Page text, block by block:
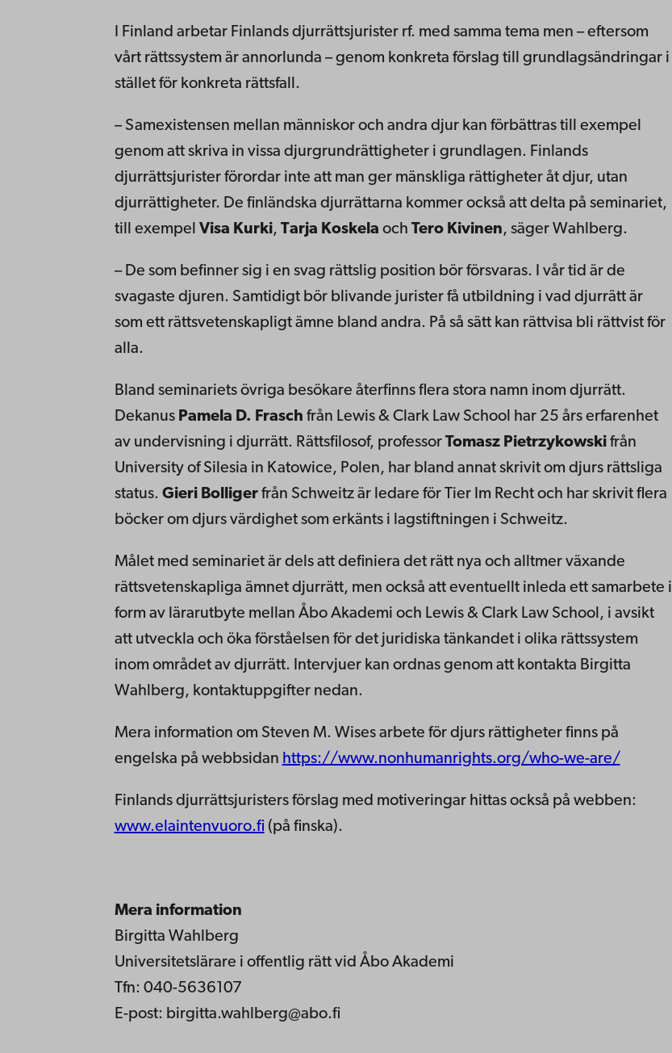
I Finland arbetar Finlands djurrättsjurister rf. med samma tema men – eftersom
vårt rättssystem är annorlunda – genom konkreta förslag till grundlagsändringar i
stället för konkreta rättsfall.
– Samexistensen mellan människor och andra djur kan förbättras till exempel
genom att skriva in vissa djurgrundrättigheter i grundlagen. Finlands
djurrättsjurister förordar inte att man ger mänskliga rättigheter åt djur, utan
djurrättigheter. De finländska djurrättarna kommer också att delta på seminariet,
till exempel Visa Kurki, Tarja Koskela och Tero Kivinen, säger Wahlberg.
– De som befinner sig i en svag rättslig position bör försvaras. I vår tid är de
svagaste djuren. Samtidigt bör blivande jurister få utbildning i vad djurrätt är
som ett rättsvetenskapligt ämne bland andra. På så sätt kan rättvisa bli rättvist för
alla.
Bland seminariets övriga besökare återfinns flera stora namn inom djurrätt.
Dekanus Pamela D. Frasch från Lewis & Clark Law School har 25 års erfarenhet
av undervisning i djurrätt. Rättsfilosof, professor Tomasz Pietrzykowski från
University of Silesia in Katowice, Polen, har bland annat skrivit om djurs rättsliga
status. Gieri Bolliger från Schweitz är ledare för Tier Im Recht och har skrivit flera
böcker om djurs värdighet som erkänts i lagstiftningen i Schweitz.
Målet med seminariet är dels att definiera det rätt nya och alltmer växande
rättsvetenskapliga ämnet djurrätt, men också att eventuellt inleda ett samarbete i
form av lärarutbyte mellan Åbo Akademi och Lewis & Clark Law School, i avsikt
att utveckla och öka förståelsen för det juridiska tänkandet i olika rättssystem
inom området av djurrätt. Intervjuer kan ordnas genom att kontakta Birgitta
Wahlberg, kontaktuppgifter nedan.
Mera information om Steven M. Wises arbete för djurs rättigheter finns på
engelska på webbsidan https://www.nonhumanrights.org/who-we-are/
Finlands djurrättsjuristers förslag med motiveringar hittas också på webben:
www.elaintenvuoro.fi (på finska).
Mera information
Birgitta Wahlberg
Universitetslärare i offentlig rätt vid Åbo Akademi
Tfn: 040-5636107
E-post: birgitta.wahlberg@abo.fi